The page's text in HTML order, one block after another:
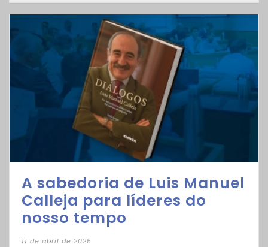
A sabedoria de Luis Manuel
Calleja para líderes do
nosso tempo
11 de abril de 2025